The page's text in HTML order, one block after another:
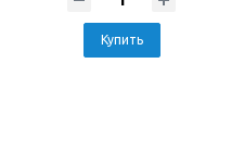
Купить